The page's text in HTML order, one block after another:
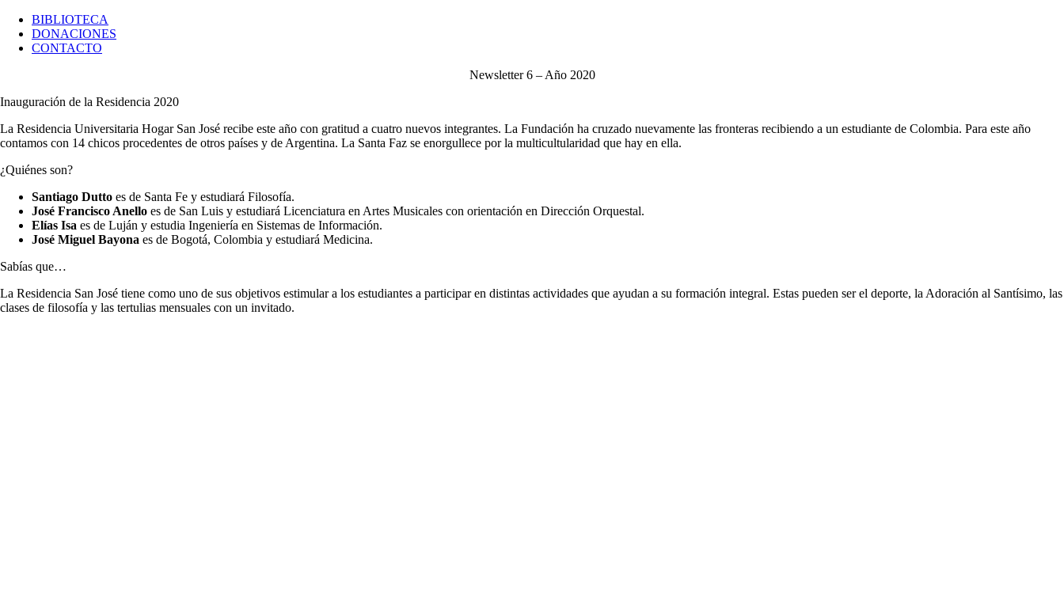
BIBLIOTECA
DONACIONES
CONTACTO
Newsletter 6 – Año 2020
Inauguración de la Residencia 2020
La Residencia Universitaria Hogar San José recibe este año con gratitud a cuatro nuevos integrantes. La Fundación ha cruzado nuevamente las fronteras recibiendo a un estudiante de Colombia. Para este año
contamos con 14 chicos procedentes de otros países y de Argentina. La Santa Faz se enorgullece por la multicultularidad que hay en ella.
¿Quiénes son?
Santiago Dutto es de Santa Fe y estudiará Filosofía.
José Francisco Anello es de San Luis y estudiará Licenciatura en Artes Musicales con orientación en Dirección Orquestal.
Elías Isa es de Luján y estudia Ingeniería en Sistemas de Información.
José Miguel Bayona es de Bogotá, Colombia y estudiará Medicina.
Sabías que…
La Residencia San José tiene como uno de sus objetivos estimular a los estudiantes a participar en distintas actividades que ayudan a su formación integral. Estas pueden ser el deporte, la Adoración al Santísimo, las
clases de filosofía y las tertulias mensuales con un invitado.